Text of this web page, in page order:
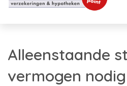
Alleenstaande
vermogen